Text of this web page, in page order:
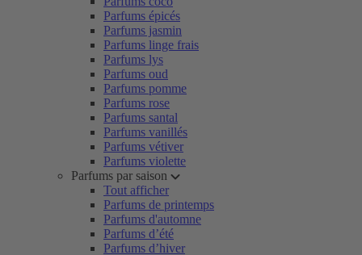
Parfums épicés
Parfums jasmin
Parfums linge frais
Parfums lys
Parfums oud
Parfums pomme
Parfums rose
Parfums santal
Parfums vanillés
Parfums vétiver
Parfums violette
Parfums par saison
Tout afficher
Parfums de printemps
Parfums d'automne
Parfums d’été
Parfums d’hiver